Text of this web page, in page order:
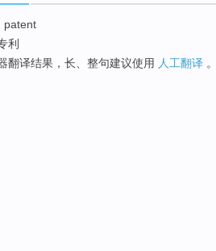
patent
利
翻译结果，长、整句建议使用 人工翻译